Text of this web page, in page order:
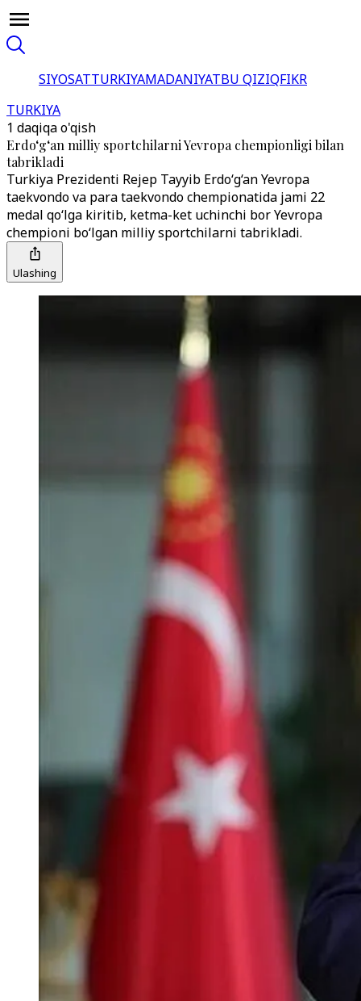
SIYOSATTURKIYAMADANIYATBU QIZIQFIKR
TURKIYA
1 daqiqa o'qish
Erdo‘g‘an milliy sportchilarni Yevropa chempionligi bilan
tabrikladi
Turkiya Prezidenti Rejep Tayyib Erdo‘g‘an Yevropa
taekvondo va para taekvondo chempionatida jami 22
medal qo‘lga kiritib, ketma-ket uchinchi bor Yevropa
chempioni bo‘lgan milliy sportchilarni tabrikladi.
Ulashing